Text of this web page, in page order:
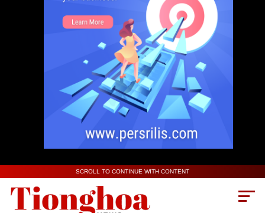
SCROLL TO CONTINUE WITH CONTENT